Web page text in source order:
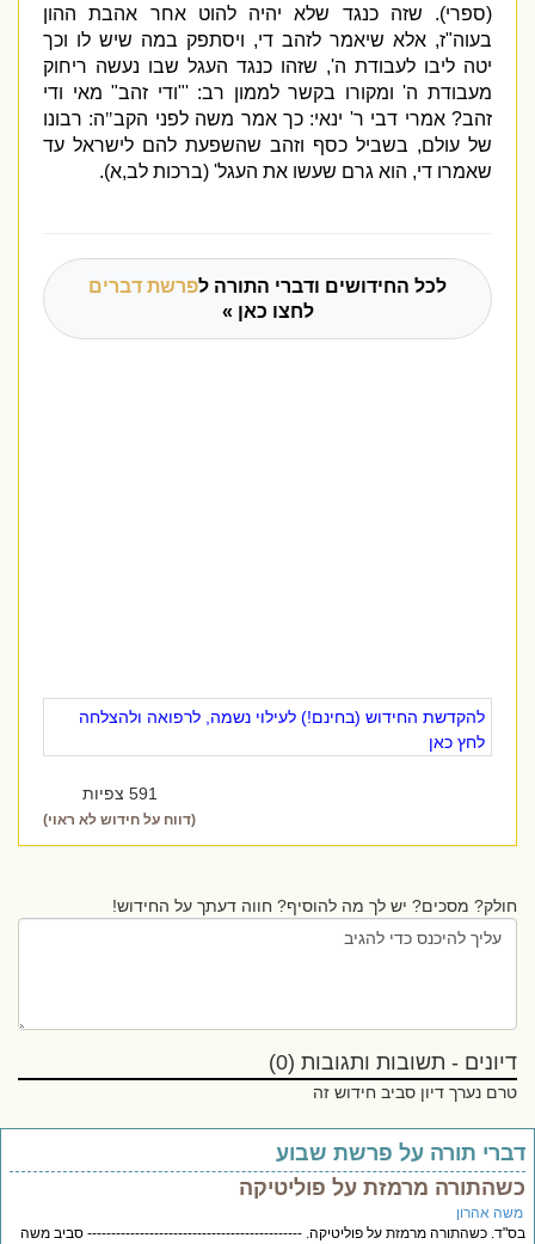
ספרי).שזה כנגד שלא יהיה להוט אחר אהבת ההון
בעוה"ז,אלא שיאמר לזהב די ,ויסתפק במה שיש לו וכך
יטה ליבו לעבודת ה ',שזהו כנגד העגל שבו נעשה ריחוק
מעבודת ה 'ומקורו בקשר לממון רב: '" ודי זהב"מאי ודי
זהב?אמרי דבי ר ינאי:כך אמר משה לפני הקב"ה:רבונו
של עולם,בשביל כסף וזהב שהשפעת להם לישראל עד
שאמרו די ,הוא גרם שעשו את העגל' (ברכות לב,א).
לכל החידושים ודברי התורה לפרשת דברים
לחצו כאן »
להקדשת החידוש (בחינם!) לעילוי נשמה, לרפואה ולהצלחה
לחץ כאן
591 צפיות
(דווח על חידוש לא ראוי)
חולק? מסכים? יש לך מה להוסיף? חווה דעתך על החידוש!
דיונים - תשובות ותגובות (0)
טרם נערך דיון סביב חידוש זה
תורה על פרשת שבוע
מרמזת על פוליטיקה
אהרון
כשהתורה מרמזת על פוליטיקה. --------------------------------------------- סביב משה